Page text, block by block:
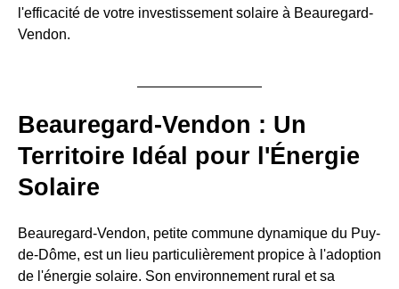
l'efficacité de votre investissement solaire à Beauregard-
Vendon.
Beauregard-Vendon : Un
Territoire Idéal pour l'Énergie
Solaire
Beauregard-Vendon, petite commune dynamique du Puy-
de-Dôme, est un lieu particulièrement propice à l'adoption
de l'énergie solaire. Son environnement rural et sa